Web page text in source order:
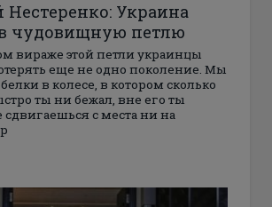
Нестеренко: Украина
чудовищную петлю
вираже этой петли украинцы
еще не одно поколение. Мы
в колесе, в котором сколько
ты ни бежал, вне его ты
сдвигаешься с места ни на